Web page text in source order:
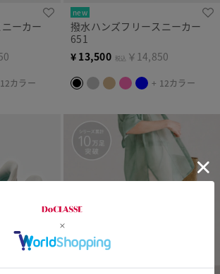
ーカー
カラー
new
撥水ハンズフリースニーカー
651
¥ 13,500 税込 ￥14,850
+ 12カラー